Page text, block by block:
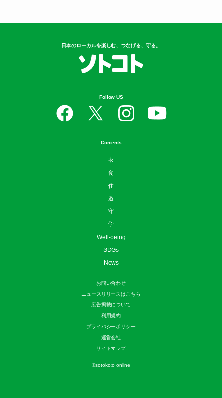
日本のローカルを楽しむ、つなげる、守る。
Follow US
Contents
衣
食
住
遊
守
学
Well-being
SDGs
News
お問い合わせ
ニュースリリースはこちら
広告掲載について
利用規約
プライバシーポリシー
運営会社
サイトマップ
©sotokoto online